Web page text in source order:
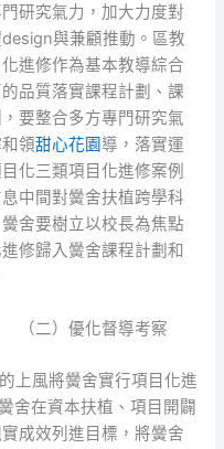
研究氣力，加大力度對
與兼顧推動。區教
進修作為基本教導綜合
品質落實課程計劃、課
要整合多方專門研究氣
領甜心花園導，落實運
化三類項目化進修案例
中間對黌舍扶植跨學科
舍要樹立以校長為焦點
修歸入黌舍課程計劃和
（二）優化督導考察
風將黌舍實行項目化進
舍在資本扶植、項目開闢
成效列進目標，將黌舍